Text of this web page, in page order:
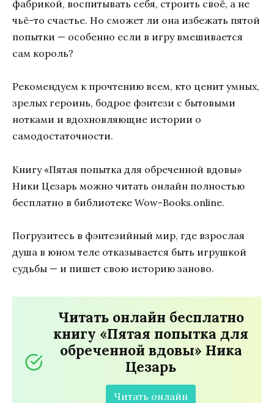
фабрикой, воспитывать себя, строить своё, а не
чьё-то счастье. Но сможет ли она избежать пятой
попытки — особенно если в игру вмешивается
сам король?
Рекомендуем к прочтению всем, кто ценит умных,
зрелых героинь, бодрое фэнтези с бытовыми
нотками и вдохновляющие истории о
самодостаточности.
Книгу «Пятая попытка для обреченной вдовы»
Ники Цезарь можно читать онлайн полностью
бесплатно в библиотеке Wow-Books.online.
Погрузитесь в фэнтезийный мир, где взрослая
душа в юном теле отказывается быть игрушкой
судьбы — и пишет свою историю заново.
Читать онлайн бесплатно
книгу «Пятая попытка для
обреченной вдовы» Ника
Цезарь
Читать онлайн